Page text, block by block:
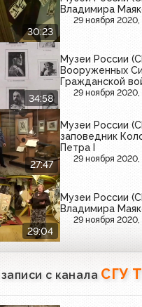
30:23
Владимира
29 ноября 2020,
34:58
Музеи России
Вооруженных
Гражданской
29 ноября 2020,
27:47
Музеи России
заповедник
Петра I
29 ноября 2020,
29:04
Музеи России
Владимира
29 ноября 2020,
с канала СГУ